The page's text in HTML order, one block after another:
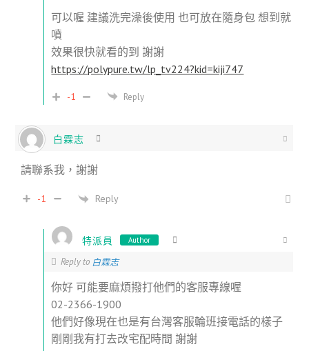
可以喔 建議洗完澡後使用 也可放在隨身包 想到就
噴
效果很快就看的到 謝謝
https://polypure.tw/lp_tv224?kid=kiji747
-1 Reply
白霖志
請聯系我，謝謝
-1 Reply
特派員 Author
Reply to 白霖志
你好 可能要麻煩撥打他們的客服專線喔
02-2366-1900
他們好像現在也是有台灣客服輪班接電話的樣子
剛剛我有打去改宅配時間 謝謝